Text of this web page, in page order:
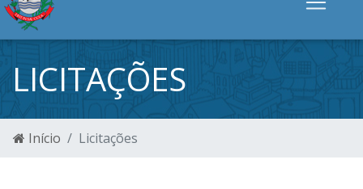
LICITAÇÕES
Início Licitações